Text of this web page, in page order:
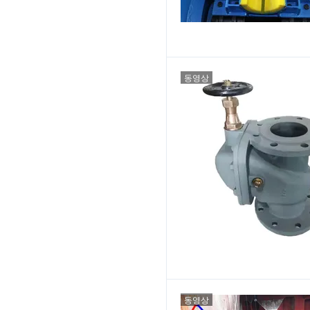
동영상
동영상